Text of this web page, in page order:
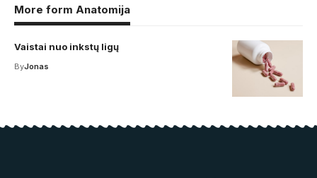
More form Anatomija
Vaistai nuo inkstų ligų
ByJonas